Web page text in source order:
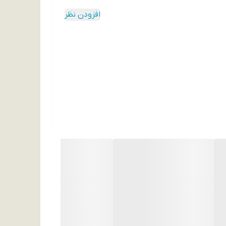
افزودن نظر